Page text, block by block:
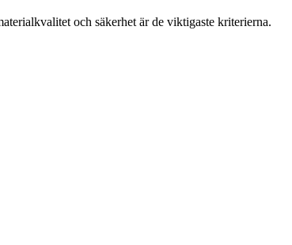
och säkerhet är de viktigaste kriterierna.